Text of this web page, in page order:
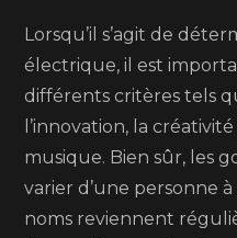
Lorsqu’il s’agit de
électrique, il est
différents critères tels
l’innovation, la
musique. Bien sûr, les
varier d’une personne
noms reviennent